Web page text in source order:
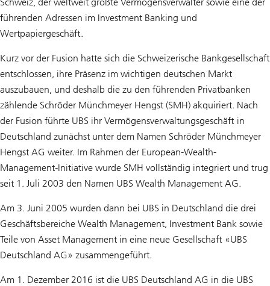
führenden Adressen im Investment Banking und
Wertpapiergeschäft.
Kurz vor der Fusion hatte sich die Schweizerische Bankgesellschaft
entschlossen, ihre Präsenz im wichtigen deutschen Markt
auszubauen, und deshalb die zu den führenden Privatbanken
zählende Schröder Münchmeyer Hengst (SMH) akquiriert. Nach
der Fusion führte UBS ihr Vermögensverwaltungsgeschäft in
Deutschland zunächst unter dem Namen Schröder Münchmeyer
Hengst AG weiter. Im Rahmen der European-Wealth-
Management-Initiative wurde SMH vollständig integriert und trug
seit 1. Juli 2003 den Namen UBS Wealth Management AG.
Am 3. Juni 2005 wurden dann bei UBS in Deutschland die drei
Geschäftsbereiche Wealth Management, Investment Bank sowie
Teile von Asset Management in eine neue Gesellschaft «UBS
Deutschland AG» zusammengeführt.
Am 1. Dezember 2016 ist die UBS Deutschland AG in die UBS